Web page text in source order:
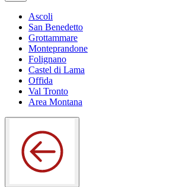
Ascoli
San Benedetto
Grottammare
Monteprandone
Folignano
Castel di Lama
Offida
Val Tronto
Area Montana